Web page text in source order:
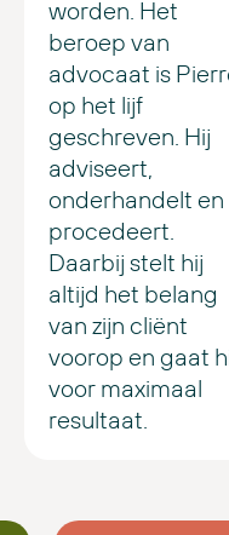
worden. Het
beroep van
advocaat is
op het lijf
geschreven. Hij
adviseert,
onderhandelt en
procedeert.
Daarbij stelt hij
altijd het belang
van zijn cliënt
voorop en gaat
voor maximaal
resultaat.